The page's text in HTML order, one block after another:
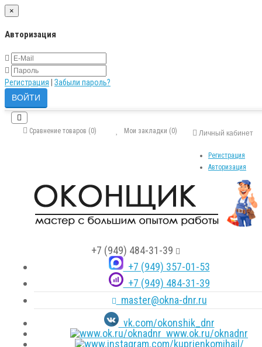
×
Авторизация
Регистрация Забыли пароль?
Личный кабинет
Регистрация
Авторизация
Мои закладки (0)
Сравнение товаров (0)
+7 (949) 484-31-39
+7 (949) 357-01-53
+7 (949) 484-31-39
master@okna-dnr.ru
vk.com/okonshik_dnr
www.ok.ru/oknadnr